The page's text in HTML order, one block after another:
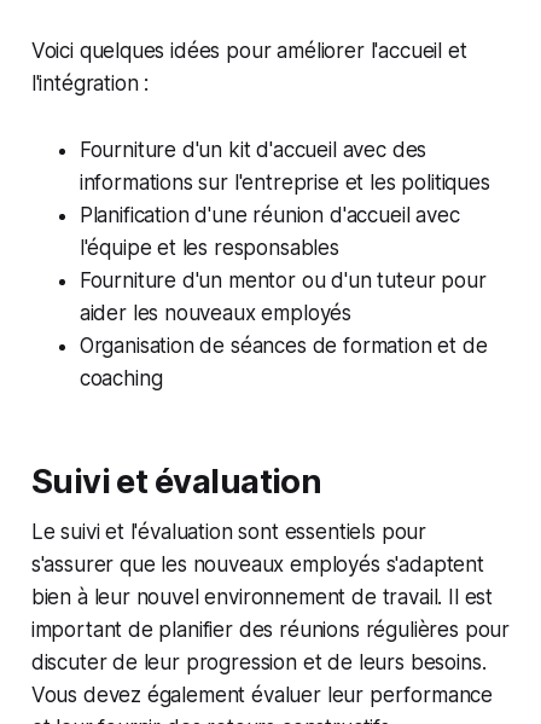
Voici quelques idées pour améliorer l'accueil et
l'intégration :
Fourniture d'un kit d'accueil avec des
informations sur l'entreprise et les politiques
Planification d'une réunion d'accueil avec
l'équipe et les responsables
Fourniture d'un mentor ou d'un tuteur pour
aider les nouveaux employés
Organisation de séances de formation et de
coaching
Suivi et évaluation
Le suivi et l'évaluation sont essentiels pour
s'assurer que les nouveaux employés s'adaptent
bien à leur nouvel environnement de travail. Il est
important de planifier des réunions régulières pour
discuter de leur progression et de leurs besoins.
Vous devez également évaluer leur performance